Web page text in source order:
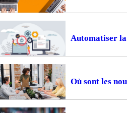
Automatiser
Où sont les